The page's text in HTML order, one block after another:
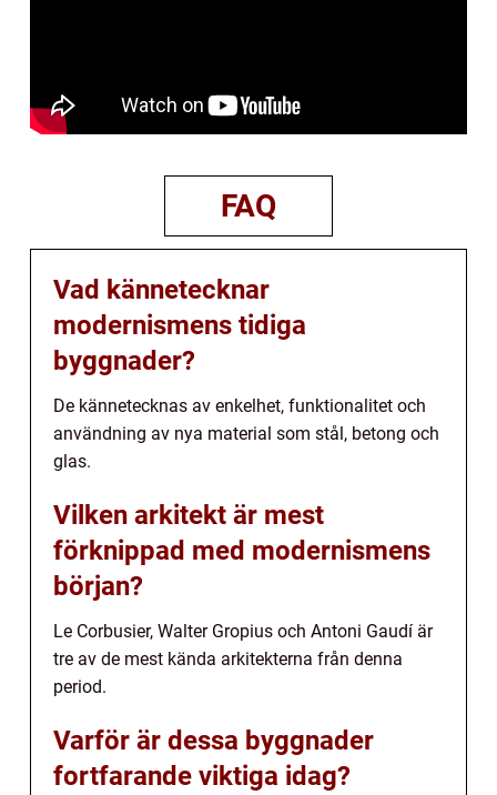
FAQ
Vad kännetecknar
modernismens tidiga
byggnader?
De kännetecknas av enkelhet, funktionalitet och
användning av nya material som stål, betong och
glas.
Vilken arkitekt är mest
förknippad med modernismens
början?
Le Corbusier, Walter Gropius och Antoni Gaudí är
tre av de mest kända arkitekterna från denna
period.
Varför är dessa byggnader
fortfarande viktiga idag?